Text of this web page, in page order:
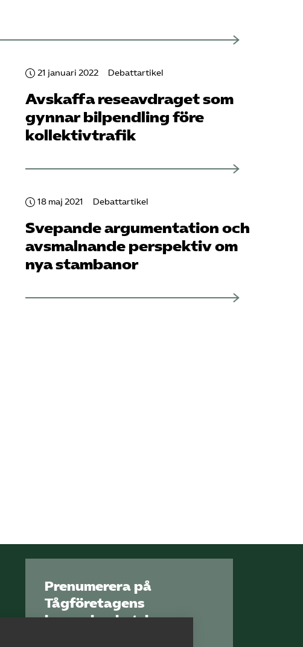
21 januari 2022 Debattartikel
Avskaffa reseavdraget som
gynnar bilpendling före
kollektivtrafik
18 maj 2021 Debattartikel
Svepande argumentation och
avsmalnande perspektiv om
nya stambanor
Prenumerera på
Tågföretagens
branschnyhetsbrev